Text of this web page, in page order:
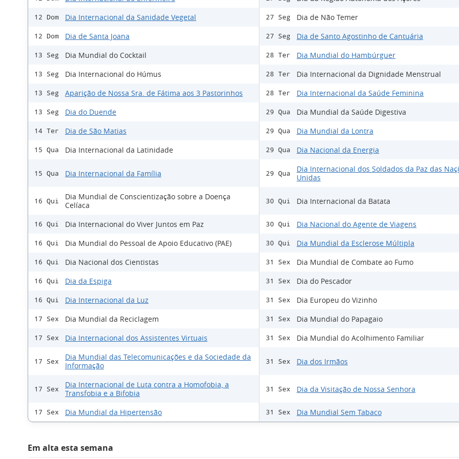
12 Dom Dia Internacional da Sanidade Vegetal
12 Dom Dia de Santa Joana
13 Seg Dia Mundial do Cocktail
13 Seg Dia Internacional do Húmus
13 Seg Aparição de Nossa Sra. de Fátima aos 3 Pastorinhos
13 Seg Dia do Duende
14 Ter Dia de São Matias
15 Qua Dia Internacional da Latinidade
15 Qua Dia Internacional da Família
16 Qui
Dia Mundial de Conscientização sobre a Doença
Celíaca
16 Qui Dia Internacional do Viver Juntos em Paz
16 Qui Dia Mundial do Pessoal de Apoio Educativo (PAE)
16 Qui Dia Nacional dos Cientistas
16 Qui Dia da Espiga
16 Qui Dia Internacional da Luz
17 Sex Dia Mundial da Reciclagem
17 Sex Dia Internacional dos Assistentes Virtuais
17 Sex
Dia Mundial das Telecomunicações e da Sociedade da
Informação
17 Sex
Dia Internacional de Luta contra a Homofobia, a
Transfobia e a Bifobia
17 Sex Dia Mundial da Hipertensão
27 Seg Dia de Não Temer
27 Seg Dia de Santo Agostinho de Cantuária
28 Ter Dia Mundial do Hambúrguer
28 Ter Dia Internacional da Dignidade Menstrual
28 Ter Dia Internacional da Saúde Feminina
29 Qua Dia Mundial da Saúde Digestiva
29 Qua Dia Mundial da Lontra
29 Qua Dia Nacional da Energia
29 Qua
Dia Internacional dos Soldados da Paz das
Unidas
30 Qui Dia Internacional da Batata
30 Qui Dia Nacional do Agente de Viagens
30 Qui Dia Mundial da Esclerose Múltipla
31 Sex Dia Mundial de Combate ao Fumo
31 Sex Dia do Pescador
31 Sex Dia Europeu do Vizinho
31 Sex Dia Mundial do Papagaio
31 Sex Dia Mundial do Acolhimento Familiar
31 Sex Dia dos Irmãos
31 Sex Dia da Visitação de Nossa Senhora
31 Sex Dia Mundial Sem Tabaco
Em alta esta semana